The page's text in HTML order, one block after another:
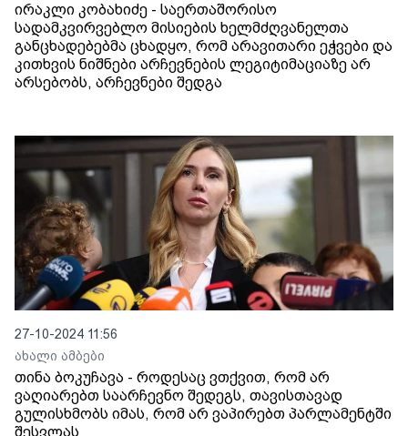
ირაკლი კობახიძე - საერთაშორისო
სადამკვირვებლო მისიების ხელმძღვანელთა
განცხადებებმა ცხადყო, რომ არავითარი ეჭვები და
კითხვის ნიშნები არჩევნების ლეგიტიმაციაზე არ
არსებობს, არჩევნები შედგა
27-10-2024 11:56
ახალი ამბები
თინა ბოკუჩავა - როდესაც ვთქვით, რომ არ
ვაღიარებთ საარჩევნო შედეგს, თავისთავად
გულისხმობს იმას, რომ არ ვაპირებთ პარლამენტში
შესვლას